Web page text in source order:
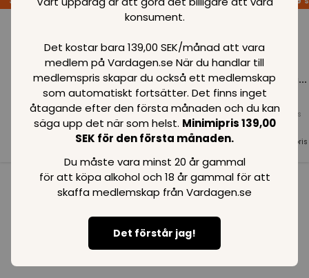
konsument.
Det kostar bara 139,00 SEK/månad att vara
medlem på Vardagen.se När du handlar till
medlemspris skapar du också ett medlemskap
som automatiskt fortsätter. Det finns inget
åtagande efter den första månaden och du kan
säga upp det när som helst. Minimipris 139,00
SEK för den första månaden.
Du måste vara minst 20 år gammal
för att köpa alkohol och 18 år gammal för att
skaffa medlemskap från Vardagen.se
Det förstår jag!
Loading...
Normalpris
SEK
Loading...
Normalpris
99 SEK
Medlemspris
Loading...
Normalpris
99SEK
Medlemspris
Se alla i kategorin